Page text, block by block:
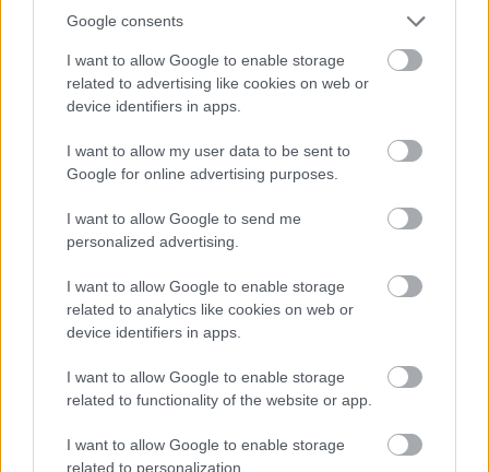
Google consents
I want to allow Google to enable storage
related to advertising like cookies on web or
device identifiers in apps.
I want to allow my user data to be sent to
Google for online advertising purposes.
I want to allow Google to send me
personalized advertising.
I want to allow Google to enable storage
related to analytics like cookies on web or
device identifiers in apps.
I want to allow Google to enable storage
related to functionality of the website or app.
I want to allow Google to enable storage
related to personalization.
16 éve
hogy hogy ki legyen?
aki balról elöz:)
ilyen már úgyis raritás a magyar utakon:)
evil overlord (törölt)
16 éve
@tölgy: Pontosan, ott csak a KGB használhatja ezt a
16 éve
Lehet, hogy ügyes, de nem karizmatikus.